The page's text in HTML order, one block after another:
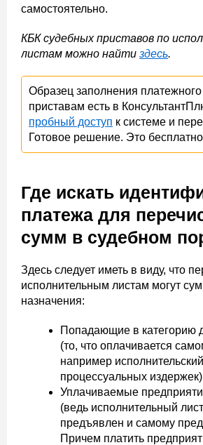
самостоятельно.
КБК судебных приставов по
листам можно найти здесь.
Образец заполнения
приставам есть в
пробный доступ к системе и
Готовое решение. Это
Где искать
платежа для
сумм в судебном
Здесь следует иметь в виду, что
исполнительным листам могут
назначения:
Попадающие в категорию
(то, что оплачивается
например
процессуальных
Уплачиваемые
(ведь исполнительный
предъявлен и самому
Причем платить